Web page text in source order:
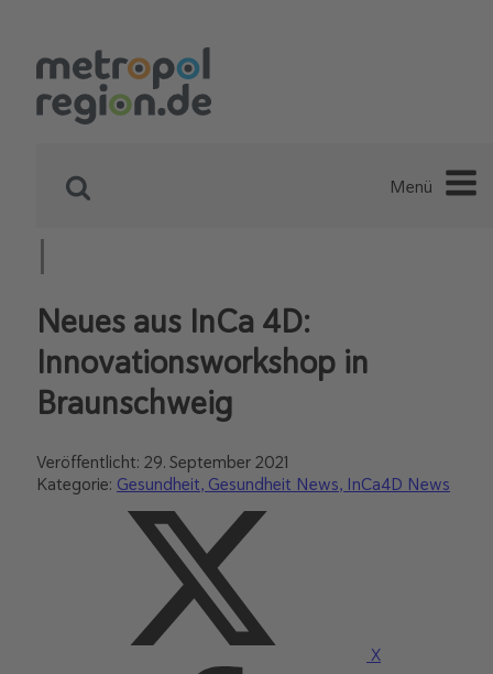
Menü
Neues aus InCa 4D:
Innovationsworkshop in
Braunschweig
Veröffentlicht: 29. September 2021
Kategorie: Gesundheit Gesundheit News InCa4D News
X